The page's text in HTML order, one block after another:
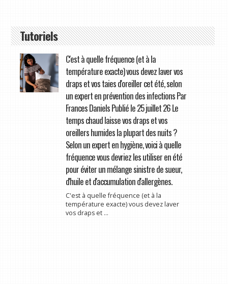
Tutoriels
C'est à quelle fréquence (et à la
température exacte) vous devez laver vos
draps et vos taies d'oreiller cet été, selon
un expert en prévention des infections Par
Frances Daniels Publié le 25 juillet 26 Le
temps chaud laisse vos draps et vos
oreillers humides la plupart des nuits ?
Selon un expert en hygiène, voici à quelle
fréquence vous devriez les utiliser en été
pour éviter un mélange sinistre de sueur,
d'huile et d'accumulation d'allergènes.
C'est à quelle fréquence (et à la
température exacte) vous devez laver
vos draps et ...